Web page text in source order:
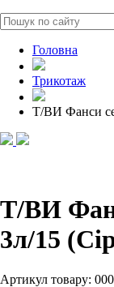
Головна
Трикотаж
Т/ВИ Фанси
Т/ВИ
3л/15
Артикул товару: